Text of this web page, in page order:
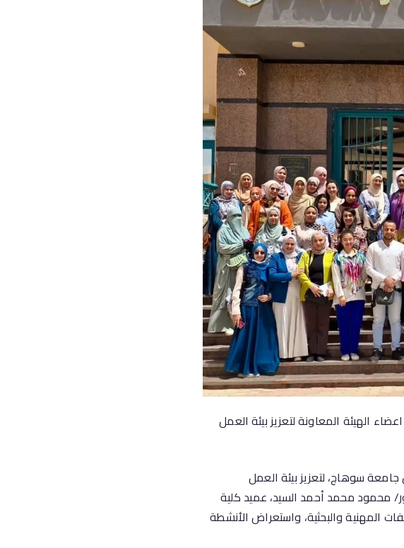
الهيئة المعاونة لتعزيز بيئة العمل
سوهاج، لتعزيز بيئة العمل
محمود محمد أحمد السيد، عميد كلية
المهنية والبحثية، واستعراض الأنشطة